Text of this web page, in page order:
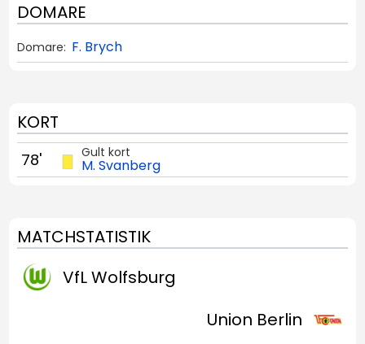
DOMARE
Domare: F. Brych
KORT
Gult kort
M. Svanberg
78'
MATCHSTATISTIK
VfL Wolfsburg
Union Berlin